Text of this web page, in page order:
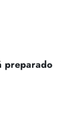
preparado